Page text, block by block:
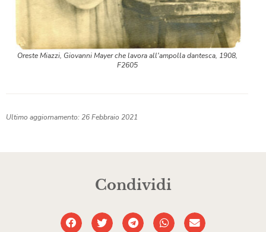
Oreste Miazzi, Giovanni Mayer che lavora all'ampolla dantesca, 1908,
F2605
Ultimo aggiornamento: 26 Febbraio 2021
Condividi